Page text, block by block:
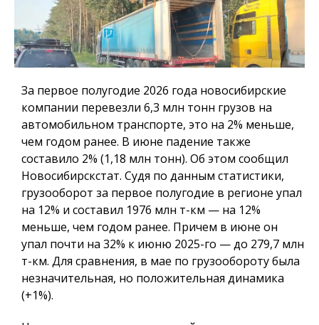
За первое полугодие 2026 года новосибирские
компании перевезли 6,3 млн тонн грузов на
автомобильном транспорте, это на 2% меньше,
чем годом ранее. В июне падение также
составило 2% (1,18 млн тонн). Об этом сообщил
Новосибирскстат. Судя по данным статистики,
грузооборот за первое полугодие в регионе упал
на 12% и составил 1976 млн т-км — на 12%
меньше, чем годом ранее. Причем в июне он
упал почти на 32% к июню 2025-го — до 279,7 млн
т-км. Для сравнения, в мае по грузообороту была
незначительная, но положительная динамика
(+1%).